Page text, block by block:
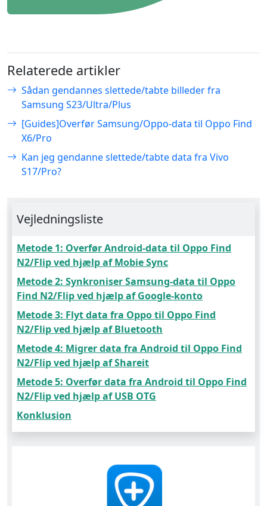
Vejledningsliste
Metode 1: Overfør Android-data til Oppo Find
N2/Flip ved hjælp af Mobie Sync
Metode 2: Synkroniser Samsung-data til Oppo
Find N2/Flip ved hjælp af Google-konto
Metode 3: Flyt data fra Oppo til Oppo Find
N2/Flip ved hjælp af Bluetooth
Metode 4: Migrer data fra Android til Oppo Find
N2/Flip ved hjælp af Shareit
Metode 5: Overfør data fra Android til Oppo Find
N2/Flip ved hjælp af USB OTG
Konklusion
Relaterede artikler
Sådan gendannes slettede/tabte billeder fra
Samsung S23/Ultra/Plus
[Guides]Overfør Samsung/Oppo-data til Oppo Find
X6/Pro
Kan jeg gendanne slettede/tabte data fra Vivo
S17/Pro?